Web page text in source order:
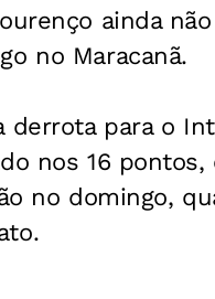
ainda
no Maracanã.
derrota para o
nos 16
no domingo,